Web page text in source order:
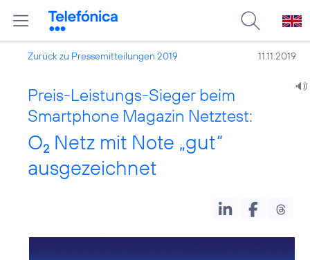
Zurück zu Pressemitteilungen 2019 11.11.2019
Preis-Leistungs-Sieger beim
Smartphone Magazin Netztest:
O2 Netz mit Note „gut“
ausgezeichnet